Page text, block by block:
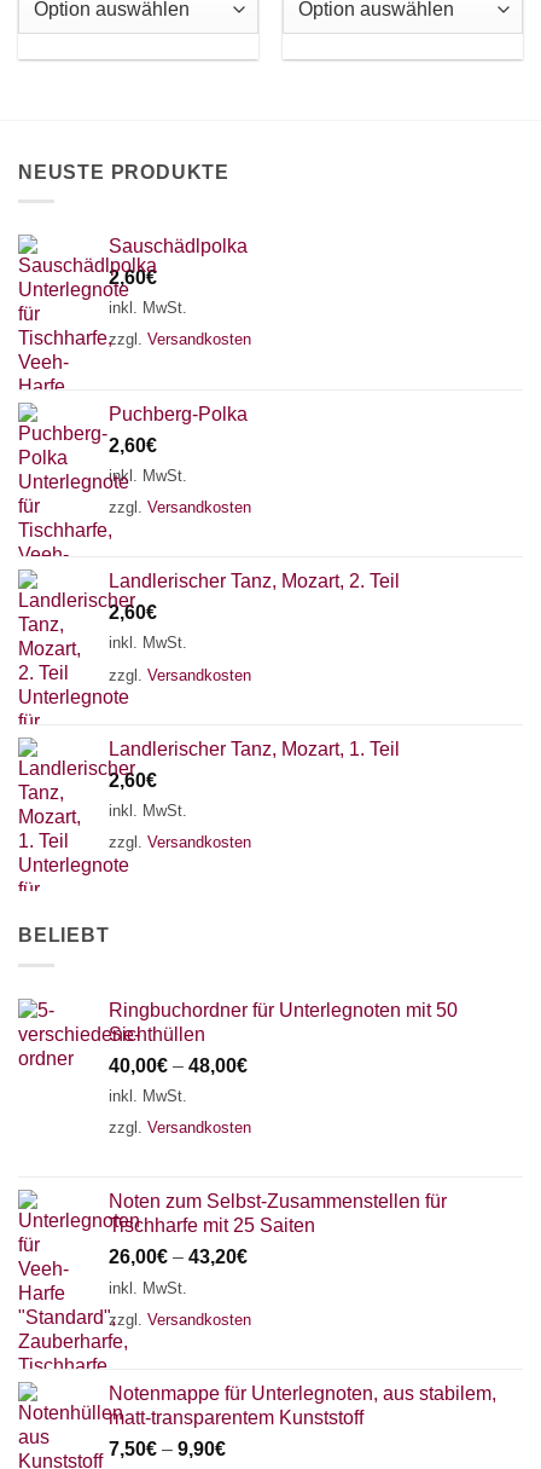
gewählt
werden
NEUSTE PRODUKTE
Sauschädlpolka
2,60€
inkl. MwSt.
zzgl. Versandkosten
Puchberg-Polka
2,60€
inkl. MwSt.
zzgl. Versandkosten
Landlerischer Tanz, Mozart, 2. Teil
2,60€
inkl. MwSt.
zzgl. Versandkosten
Landlerischer Tanz, Mozart, 1. Teil
2,60€
inkl. MwSt.
zzgl. Versandkosten
BELIEBT
Ringbuchordner für Unterlegnoten mit 50
Sichthüllen
40,00€ – 48,00€
inkl. MwSt.
zzgl. Versandkosten
Noten zum Selbst-Zusammenstellen für
Tischharfe mit 25 Saiten
26,00€ – 43,20€
inkl. MwSt.
zzgl. Versandkosten
Notenmappe für Unterlegnoten, aus stabilem,
matt-transparentem Kunststoff
7,50€ – 9,90€